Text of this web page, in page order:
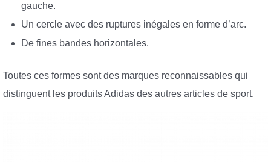
gauche.
Un cercle avec des ruptures inégales en forme d’arc.
De fines bandes horizontales.
Toutes ces formes sont des marques reconnaissables qui
distinguent les produits Adidas des autres articles de sport.